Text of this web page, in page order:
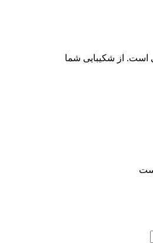
است. از شکیبایی شما